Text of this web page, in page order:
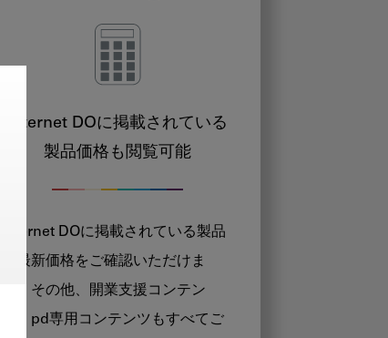
Internet DOに掲載されている
製品価格も閲覧可能
Internet DOに掲載されている製品
の最新価格をご確認いただけま
す。その他、開業支援コンテン
ツ、pd専用コンテンツもすべてご